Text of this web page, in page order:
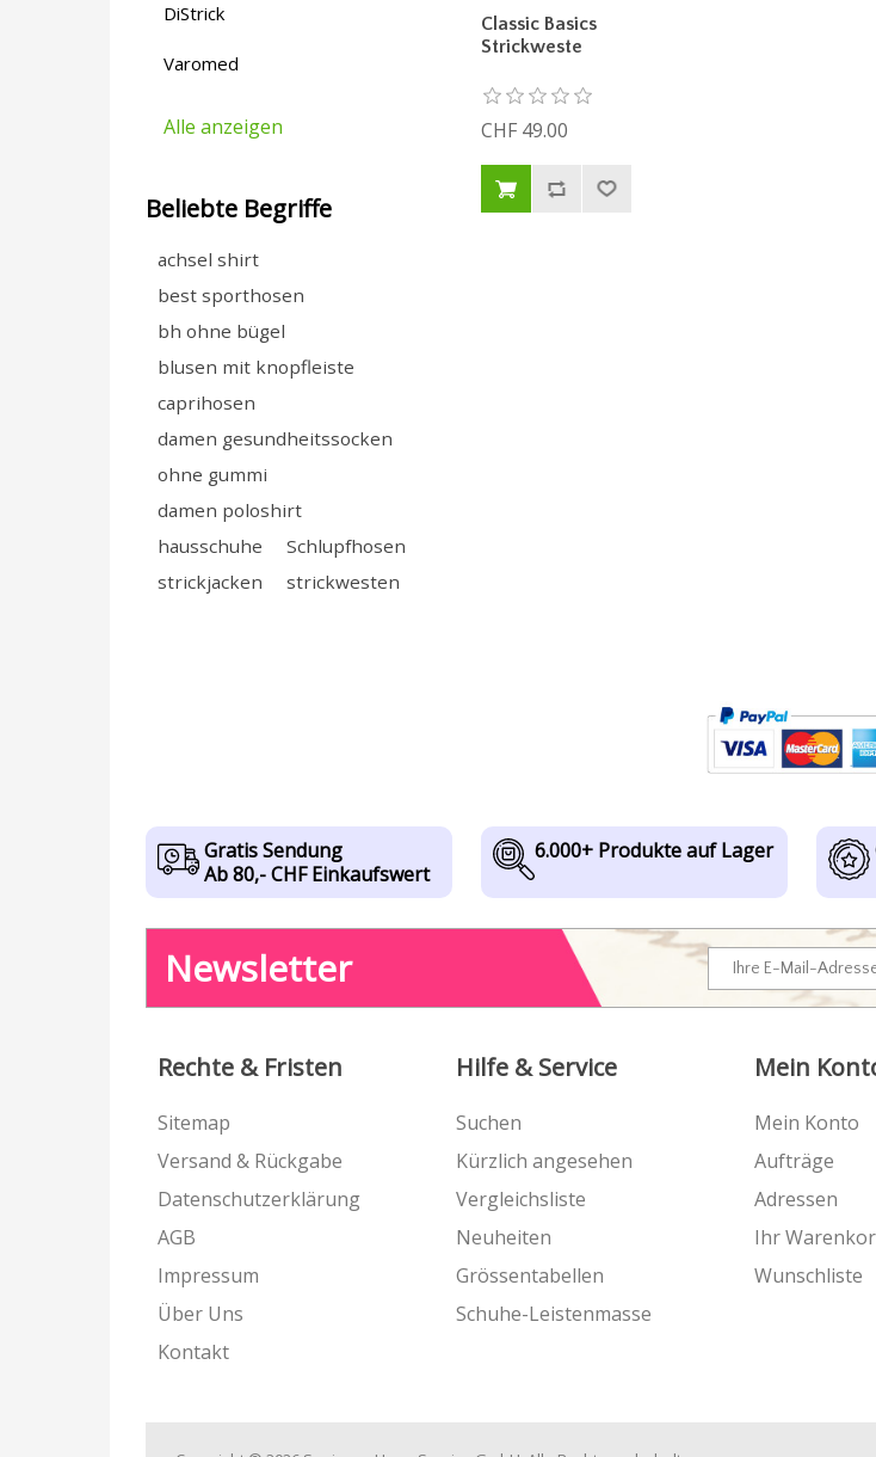
DiStrick
Varomed
Alle anzeigen
Beliebte Begriffe
achsel shirt
best sporthosen
bh ohne bügel
blusen mit knopfleiste
caprihosen
damen gesundheitssocken
ohne gummi
damen poloshirt
hausschuhe
Schlupfhosen
strickjacken
strickwesten
Classic Basics
Strickweste
CHF 49.00
Gratis Sendung
Ab 80,- CHF Einkaufswert
6.000+ Produkte auf Lager
Newsletter
Rechte & Fristen
Sitemap
Versand & Rückgabe
Datenschutzerklärung
AGB
Impressum
Über Uns
Kontakt
Hilfe & Service
Suchen
Kürzlich angesehen
Vergleichsliste
Neuheiten
Grössentabellen
Schuhe-Leistenmasse
Mein
Mein Konto
Aufträge
Adressen
Ihr
Wunschliste